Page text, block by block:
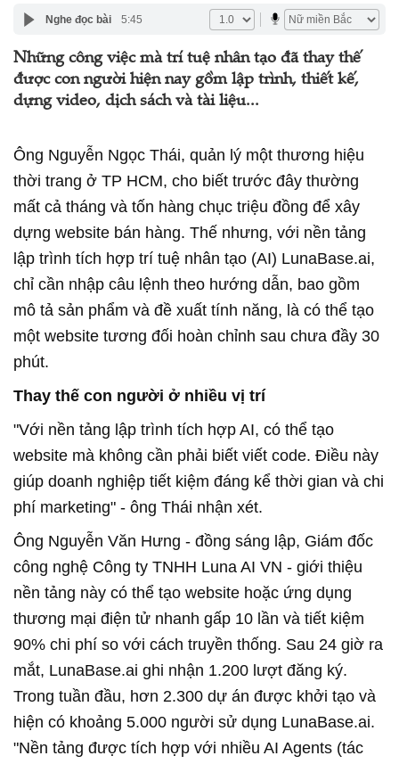
Nghe đọc bài 5:45
Những công việc mà trí tuệ nhân tạo đã thay thế
được con người hiện nay gồm lập trình, thiết kế,
dựng video, dịch sách và tài liệu...
Ông Nguyễn Ngọc Thái, quản lý một thương hiệu
thời trang ở TP HCM, cho biết trước đây thường
mất cả tháng và tốn hàng chục triệu đồng để xây
dựng website bán hàng. Thế nhưng, với nền tảng
lập trình tích hợp trí tuệ nhân tạo (AI) LunaBase.ai,
chỉ cần nhập câu lệnh theo hướng dẫn, bao gồm
mô tả sản phẩm và đề xuất tính năng, là có thể tạo
một website tương đối hoàn chỉnh sau chưa đầy 30
phút.
Thay thế con người ở nhiều vị trí
"Với nền tảng lập trình tích hợp AI, có thể tạo
website mà không cần phải biết viết code. Điều này
giúp doanh nghiệp tiết kiệm đáng kể thời gian và chi
phí marketing" - ông Thái nhận xét.
Ông Nguyễn Văn Hưng - đồng sáng lập, Giám đốc
công nghệ Công ty TNHH Luna AI VN - giới thiệu
nền tảng này có thể tạo website hoặc ứng dụng
thương mại điện tử nhanh gấp 10 lần và tiết kiệm
90% chi phí so với cách truyền thống. Sau 24 giờ ra
mắt, LunaBase.ai ghi nhận 1.200 lượt đăng ký.
Trong tuần đầu, hơn 2.300 dự án được khởi tạo và
hiện có khoảng 5.000 người sử dụng LunaBase.ai.
"Nền tảng được tích hợp với nhiều AI Agents (tác